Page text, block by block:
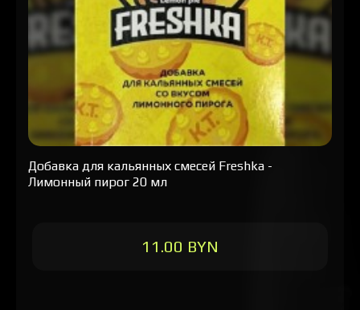
Добавка для кальянных смесей Freshka -
Лимонный пирог 20 мл
11.00 BYN